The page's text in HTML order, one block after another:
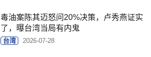
毒油案陈其迈怒问20%决策，卢秀燕证实
了，曝台湾当局有内鬼
台湾 2026-07-28